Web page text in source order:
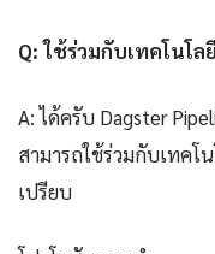
Q: ใช้ร่วมกับเทคโนโล
A: ได้ครับ Dagster
สามารถใช้ร่วมกับเทคโ
เปรียบ